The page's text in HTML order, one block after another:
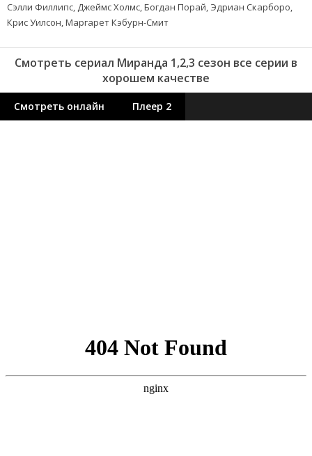
Сэлли Филлипс, Джеймс Холмс, Богдан Порай, Эдриан Скарборо,
Крис Уилсон, Маргарет Кэбурн-Смит
Смотреть сериал Миранда 1,2,3 сезон все серии в
хорошем качестве
Смотреть онлайн Плеер 2